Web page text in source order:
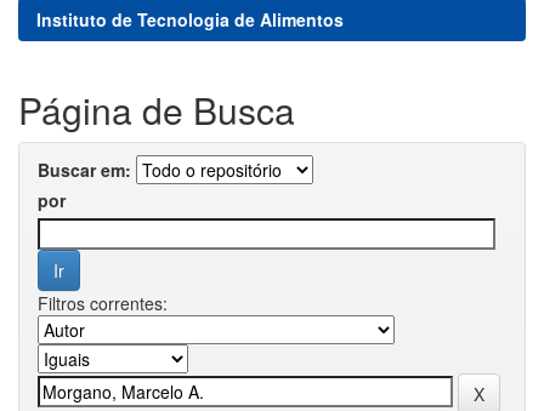
Instituto de Tecnologia de Alimentos
Página de Busca
Buscar em:
por
Filtros correntes: